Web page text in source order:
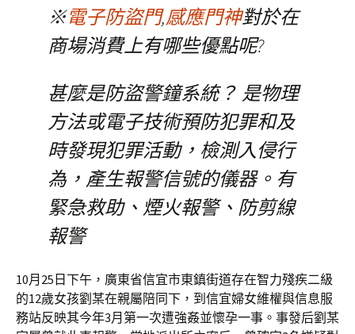
※電子防盜門,感應門神對於在
商場消費上有哪些優點呢?
甚麼是防盜警鐘系統？ 是物理
方法或電子技術預防犯罪和及
時發現犯罪活動，檢測入侵行
為，產生報警信號的儀器。有
緊急救助、煙火報警、防剪線
報警
10月25日下午，廣東省信宜市東鎮街道存在智力殘疾二級
的12歲女孩劉某在親屬陪同下，到信宜婦女維權與信息服
務站反映其今年3月第一次遭強姦並懷孕一事。事發后劉某